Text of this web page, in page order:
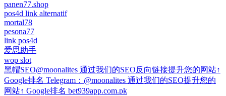
panen77.shop
pos4d link alternatif
mortal78
pesona77
link pos4d
爱思助手
wop slot
黑帽SEO@moonalites 通过我们的SEO反向链接提升您的网站↑
Google排名 Telegram：@moonalites 通过我们的SEO提升您的
网站↑ Google排名 bet939app.com.pk